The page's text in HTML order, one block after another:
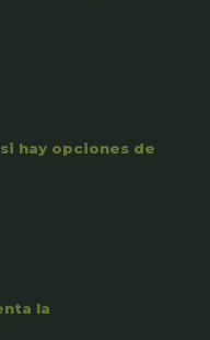
hay opciones de
la